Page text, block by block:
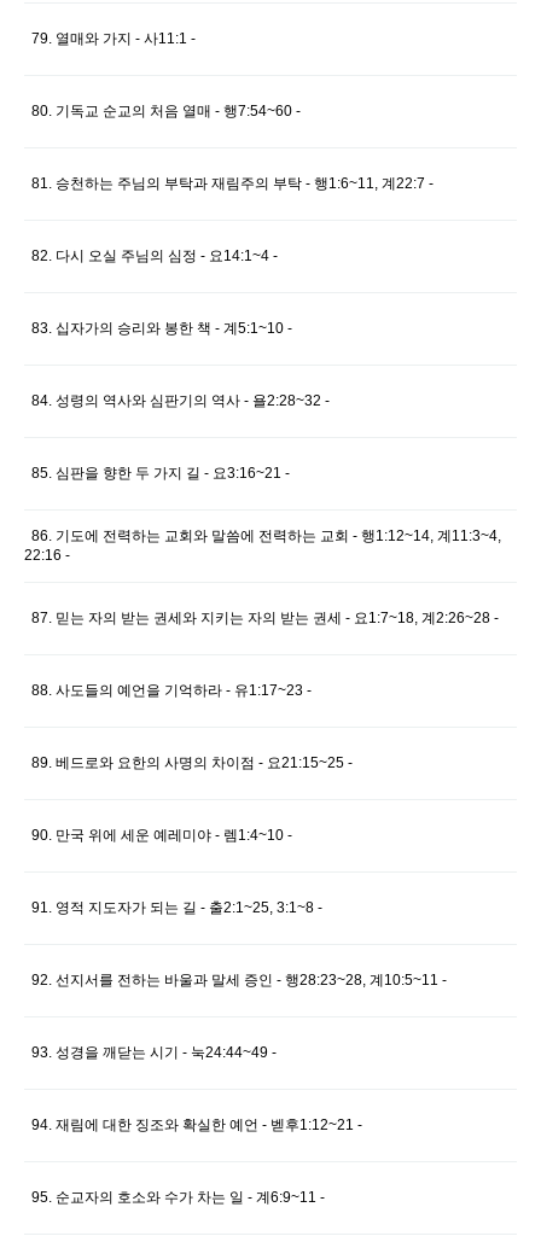
79. 열매와 가지 - 사11:1 -
80. 기독교 순교의 처음 열매 - 행7:54~60 -
81. 승천하는 주님의 부탁과 재림주의 부탁 - 행1:6~11, 계22:7 -
82. 다시 오실 주님의 심정 - 요14:1~4 -
83. 십자가의 승리와 봉한 책 - 계5:1~10 -
84. 성령의 역사와 심판기의 역사 - 욜2:28~32 -
85. 심판을 향한 두 가지 길 - 요3:16~21 -
86. 기도에 전력하는 교회와 말씀에 전력하는 교회 - 행1:12~14, 계11:3~4,
22:16 -
87. 믿는 자의 받는 권세와 지키는 자의 받는 권세 - 요1:7~18, 계2:26~28 -
88. 사도들의 예언을 기억하라 - 유1:17~23 -
89. 베드로와 요한의 사명의 차이점 - 요21:15~25 -
90. 만국 위에 세운 예레미야 - 렘1:4~10 -
91. 영적 지도자가 되는 길 - 출2:1~25, 3:1~8 -
92. 선지서를 전하는 바울과 말세 증인 - 행28:23~28, 계10:5~11 -
93. 성경을 깨닫는 시기 - 눅24:44~49 -
94. 재림에 대한 징조와 확실한 예언 - 벧후1:12~21 -
95. 순교자의 호소와 수가 차는 일 - 계6:9~11 -